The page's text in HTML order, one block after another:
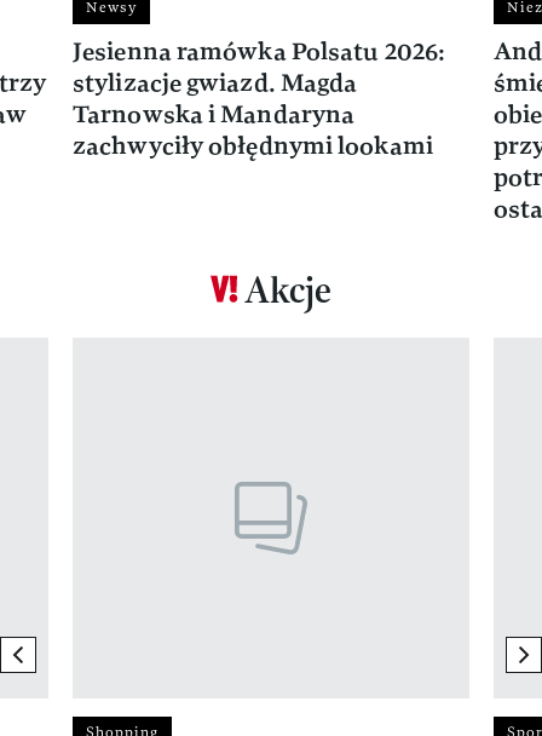
Newsy
Jesienna ramówka Polsatu 2026:
stylizacje gwiazd. Magda
Tarnowska i Mandaryna
zachwyciły obłędnymi lookami
Akcje
previous element
Shopping